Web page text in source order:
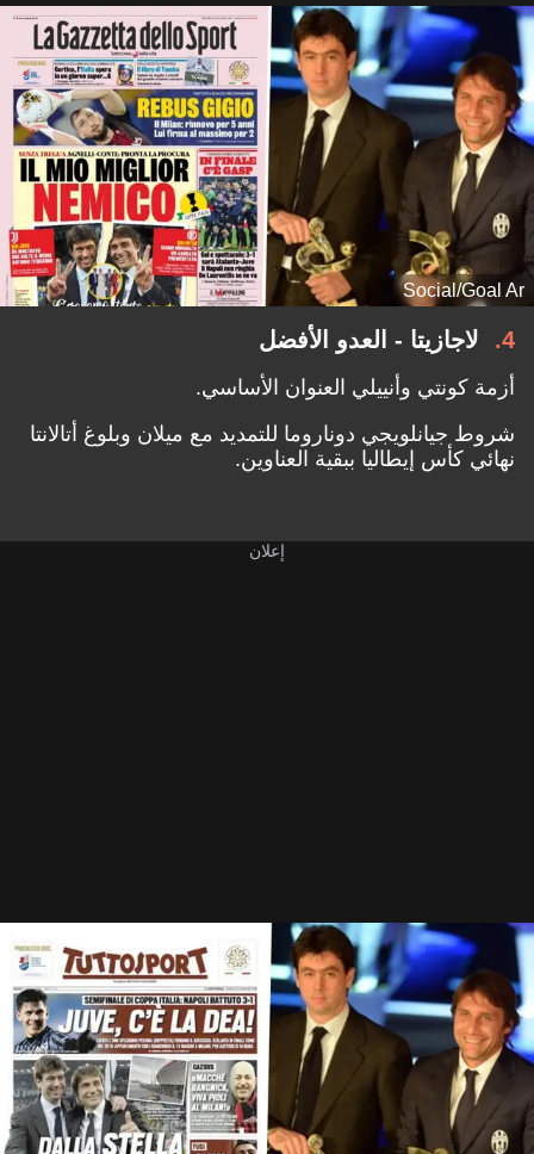
Social/Goal Ar
4 لاجازيتا - العدو الأفضل
أزمة كونتي وأنييلي العنوان الأساسي.
شروط جيانلويجي دوناروما للتمديد مع ميلان وبلوغ أتالانتا
نهائي كأس إيطاليا ببقية العناوين.